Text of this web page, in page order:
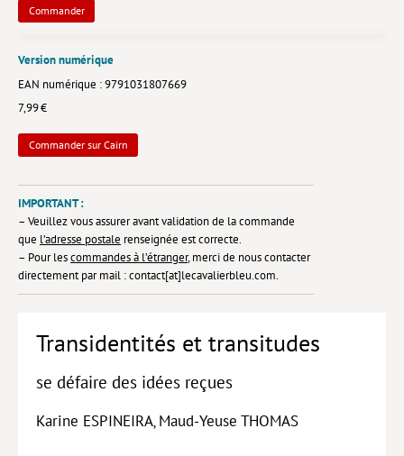
Actes de colloque
PARTENARIATS
CORPORATE
Idées reçues – Corporate
Hors collection
CONTACT
NEWSLETTER
Commander
Version numérique
EAN numérique : 9791031807669
7,99 €
Commander sur Cairn
IMPORTANT :
– Veuillez vous assurer avant validation de la commande
que l’adresse postale renseignée est correcte.
– Pour lescommandes à l’étranger, merci de nous contacter
directement par mail : contact[at]lecavalierbleu.com.
Transidentités et transitudes
se défaire des idées reçues
Karine ESPINEIRA, Maud-Yeuse THOMAS